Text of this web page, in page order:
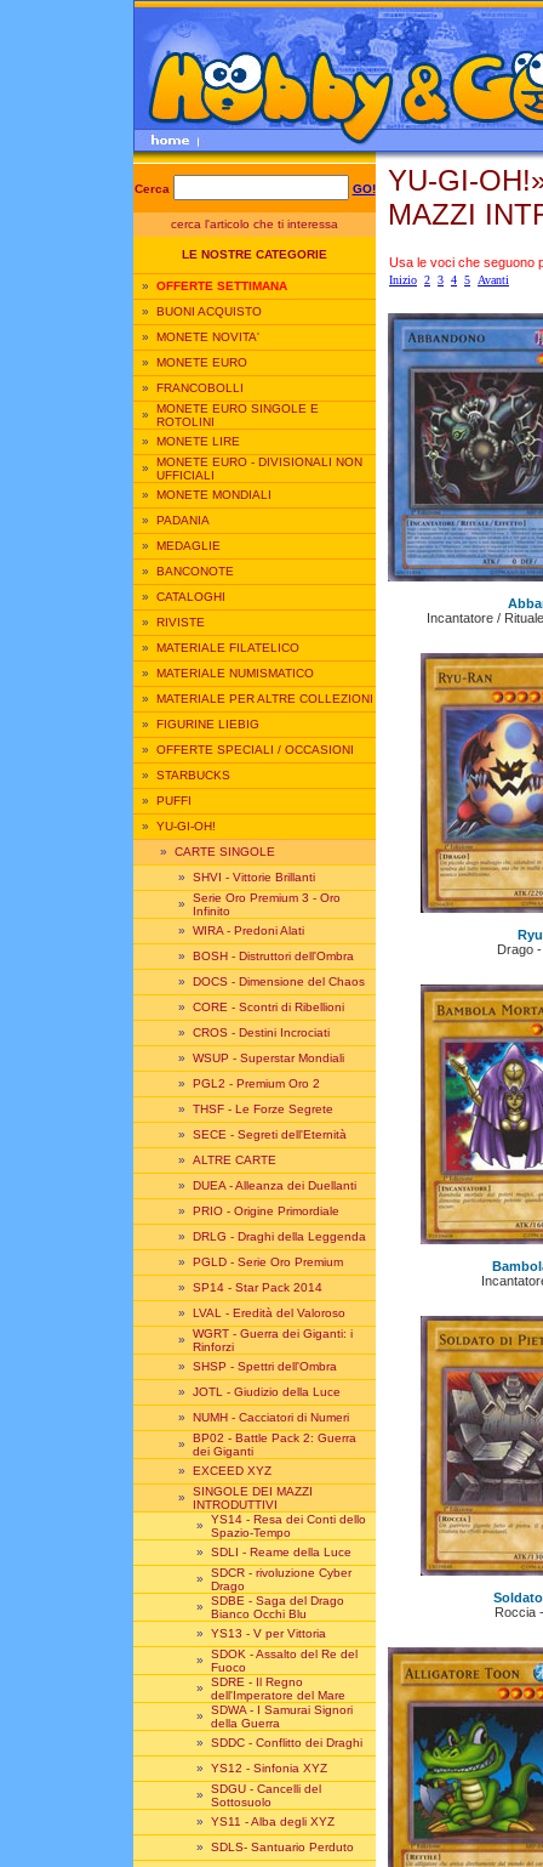
Cerca GO!
cerca l'articolo che ti interessa
LE NOSTRE CATEGORIE
» OFFERTE SETTIMANA
» BUONI ACQUISTO
» MONETE NOVITA'
» MONETE EURO
» FRANCOBOLLI
» MONETE EURO SINGOLE E
ROTOLINI
» MONETE LIRE
» MONETE EURO - DIVISIONALI NON
UFFICIALI
» MONETE MONDIALI
» PADANIA
» MEDAGLIE
» BANCONOTE
» CATALOGHI
» RIVISTE
» MATERIALE FILATELICO
» MATERIALE NUMISMATICO
» MATERIALE PER ALTRE COLLEZIONI
» FIGURINE LIEBIG
» OFFERTE SPECIALI / OCCASIONI
» STARBUCKS
» PUFFI
» YU-GI-OH!
» CARTE SINGOLE
» SHVI - Vittorie Brillanti
» Serie Oro Premium 3 - Oro
Infinito
» WIRA - Predoni Alati
» BOSH - Distruttori dell'Ombra
» DOCS - Dimensione del Chaos
» CORE - Scontri di Ribellioni
» CROS - Destini Incrociati
» WSUP - Superstar Mondiali
» PGL2 - Premium Oro 2
» THSF - Le Forze Segrete
» SECE - Segreti dell'Eternità
» ALTRE CARTE
» DUEA - Alleanza dei Duellanti
» PRIO - Origine Primordiale
» DRLG - Draghi della Leggenda
» PGLD - Serie Oro Premium
» SP14 - Star Pack 2014
» LVAL - Eredità del Valoroso
» WGRT - Guerra dei Giganti: i
Rinforzi
» SHSP - Spettri dell'Ombra
» JOTL - Giudizio della Luce
» NUMH - Cacciatori di Numeri
» BP02 - Battle Pack 2: Guerra
dei Giganti
» EXCEED XYZ
» SINGOLE DEI MAZZI
INTRODUTTIVI
» YS14 - Resa dei Conti dello
Spazio-Tempo
» SDLI - Reame della Luce
» SDCR - rivoluzione Cyber
Drago
» SDBE - Saga del Drago
Bianco Occhi Blu
» YS13 - V per Vittoria
» SDOK - Assalto del Re del
Fuoco
» SDRE - Il Regno
dell'Imperatore del Mare
» SDWA - I Samurai Signori
della Guerra
» SDDC - Conflitto dei Draghi
» YS12 - Sinfonia XYZ
» SDGU - Cancelli del
Sottosuolo
» YS11 - Alba degli XYZ
» SDLS- Santuario Perduto
YU-GI-
MAZZI
Usa le voci che seguono
Inizio 2 3 4 5 Avanti
Incantatore /
Drago
Roccia